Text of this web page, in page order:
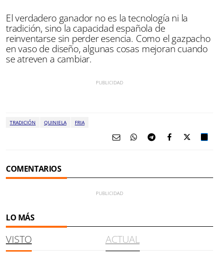
El verdadero ganador no es la tecnología ni la
tradición, sino la capacidad española de
reinventarse sin perder esencia. Como el gazpacho
en vaso de diseño, algunas cosas mejoran cuando
se atreven a cambiar.
TRADICIÓN QUINIELA FRIA
COMENTARIOS
LO MÁS
VISTO ACTUAL